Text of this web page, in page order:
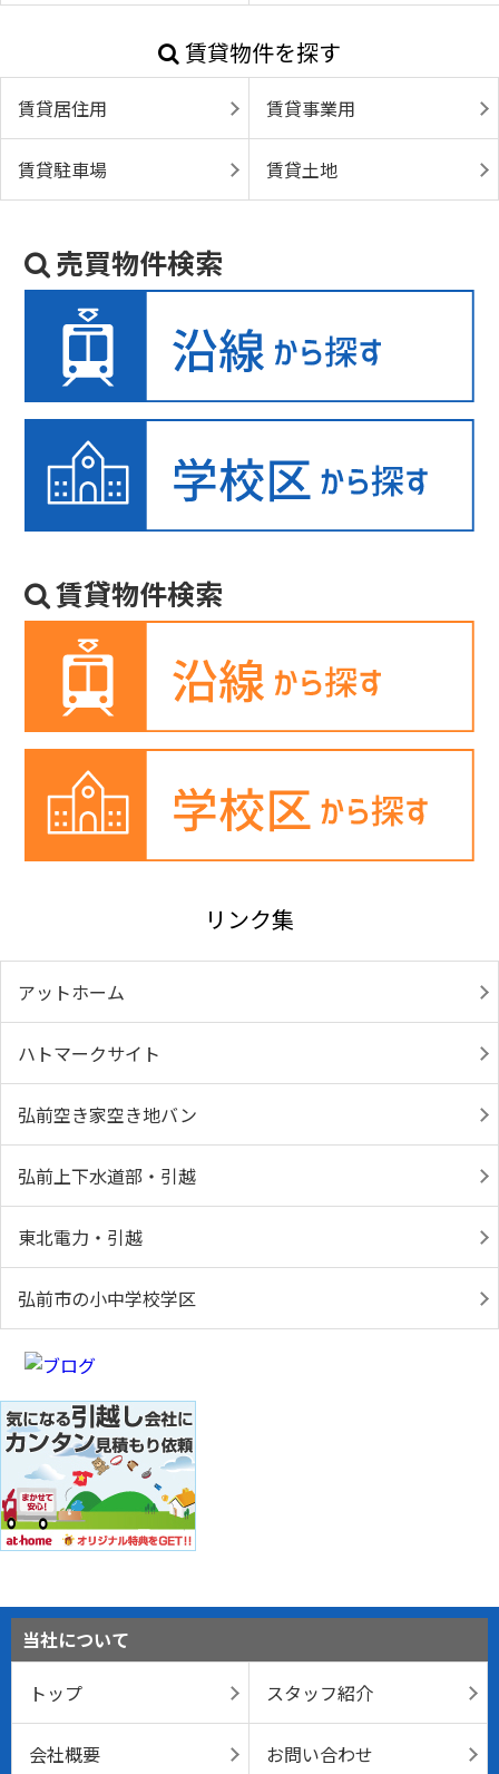
賃貸物件を探す
賃貸居住用 賃貸事業用
賃貸駐車場 賃貸土地
売買物件検索
賃貸物件検索
リンク集
アットホーム
ハトマークサイト
弘前空き家空き地バン
弘前上下水道部・引越
東北電力・引越
弘前市の小中学校学区
当社について
トップ
スタッフ紹介
会社概要 お問い合わせ